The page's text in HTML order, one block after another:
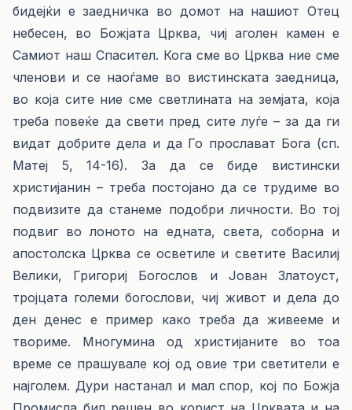
бидејќи е заедничка во домот на нашиот Отец
небесен, во Божјата Црква, чиј аголен камен е
Самиот наш Спасител. Кога сме во Црква ние сме
членови и се наоѓаме во вистинската заедница,
во која сите ние сме светлината на земјата, која
треба повеќе да свети пред сите луѓе – за да ги
видат добрите дела и да Го прослават Бога (сп.
Матеј 5, 14-16). За да се биде вистински
христијанин – треба постојано да се трудиме во
подвизите да станеме подобри личности. Во тој
подвиг во лоното на едната, света, соборна и
апостолска Црква се осветиле и светите Василиј
Велики, Григориј Богослов и Јован Златоуст,
тројцата големи богослови, чиј живот и дела до
ден денес е пример како треба да живееме и
твориме. Многумина од христијаните во тоа
време се прашувале кој од овие три светители е
најголем. Дури настанал и мал спор, кој по Божја